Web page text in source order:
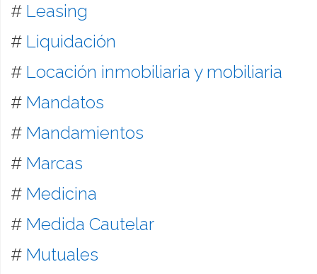
# Leasing
# Liquidación
# Locación inmobiliaria y mobiliaria
# Mandatos
# Mandamientos
# Marcas
# Medicina
# Medida Cautelar
# Mutuales